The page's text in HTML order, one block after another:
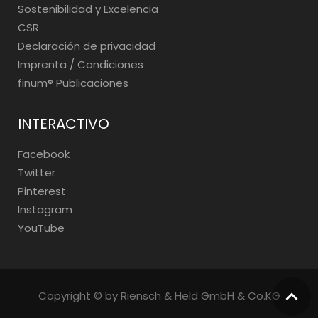
Sostenibilidad y Excelencia
CSR
Declaración de privacidad
Imprenta / Condiciones
finum®️ Publicaciones
INTERACTIVO
Facebook
Twitter
Pinterest
Instagram
YouTube
Copyright © by Riensch & Held GmbH & Co.KG